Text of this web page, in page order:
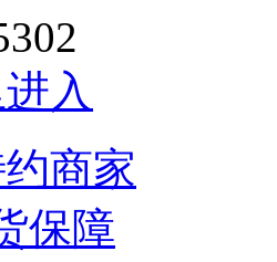
入
商家
保障